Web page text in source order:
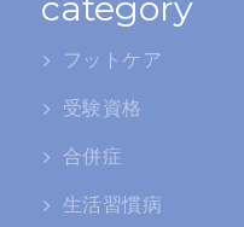
フットケア
受験資格
合併症
生活習慣病